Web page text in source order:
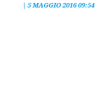
| 5 MAGGIO 2016 09:54